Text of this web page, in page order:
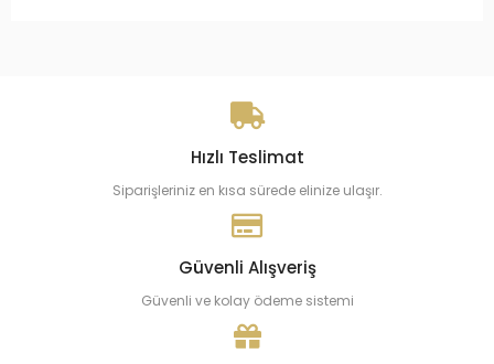
Hızlı Teslimat
Siparişleriniz en kısa sürede elinize ulaşır.
Güvenli Alışveriş
Güvenli ve kolay ödeme sistemi